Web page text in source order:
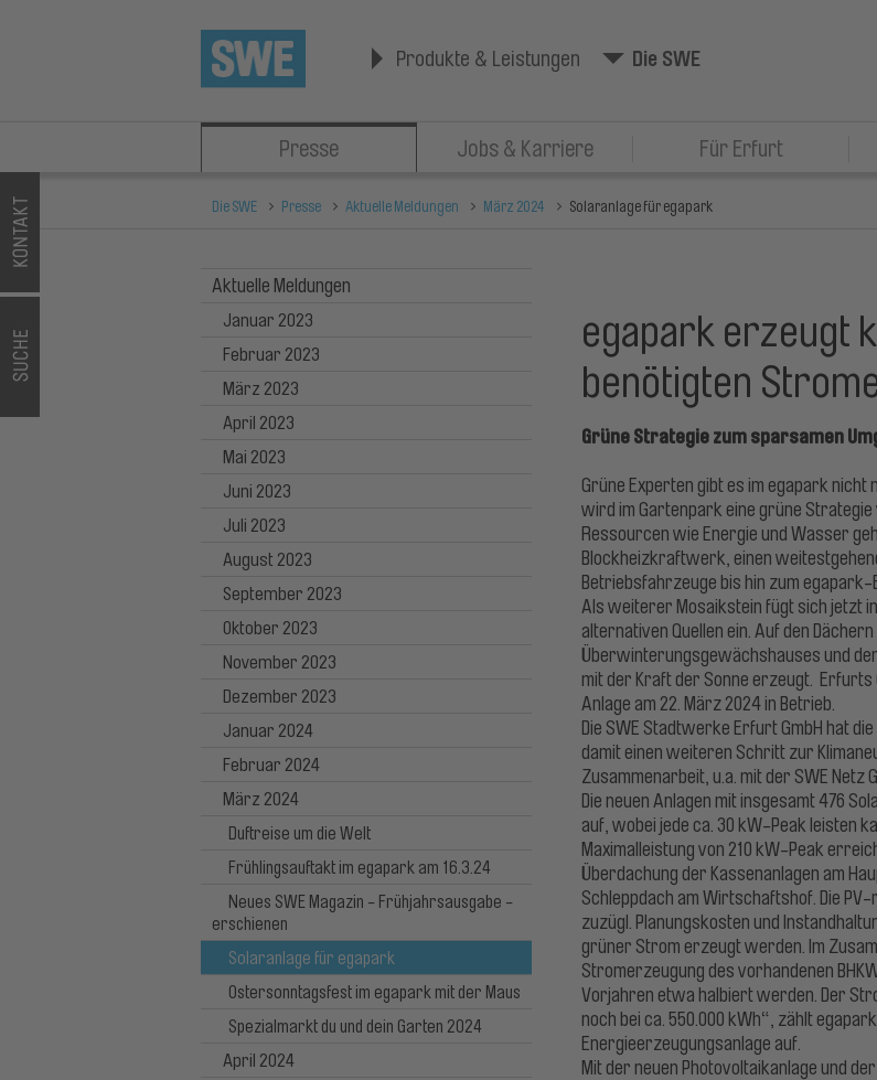
Produkte & Leistungen Die SWE
Presse Jobs & Karriere Für Erfurt
Die SWE Presse Aktuelle Meldungen März 2024 Solaranlage für egapark
Aktuelle Meldungen
Januar 2023
Februar 2023
März 2023
April 2023
Mai 2023
Juni 2023
Juli 2023
August 2023
September 2023
Oktober 2023
November 2023
Dezember 2023
Januar 2024
Februar 2024
März 2024
Duftreise um die Welt
Frühlingsauftakt im egapark am 16.3.24
Neues SWE Magazin - Frühjahrsausgabe -
erschienen
Solaranlage für egapark
Ostersonntagsfest im egapark mit der Maus
Spezialmarkt du und dein Garten 2024
April 2024
egapark erzeugt
benötigten
Grüne Strategie zum sparsamen
Grüne Experten gibt es im egapark nicht
wird im Gartenpark eine grüne
Ressourcen wie Energie und Wasser
Blockheizkraftwerk, einen
Betriebsfahrzeuge bis hin zum egapark-
Als weiterer Mosaikstein fügt sich jetzt
alternativen Quellen ein. Auf den
Überwinterungsgewächshauses und
mit der Kraft der Sonne erzeugt.
Anlage am 22. März 2024 in Betrieb.
Die SWE Stadtwerke Erfurt GmbH hat
damit einen weiteren Schritt zur
Zusammenarbeit, u.a. mit der SWE Netz
Die neuen Anlagen mit insgesamt 476
auf, wobei jede ca. 30 kW-Peak leisten
Maximalleistung von 210 kW-Peak
Überdachung der Kassenanlagen am
Schleppdach am Wirtschaftshof. Die
zuzügl. Planungskosten und
grüner Strom erzeugt werden. Im
Stromerzeugung des vorhandenen
Vorjahren etwa halbiert werden. Der
noch bei ca. 550.000 kWh“, zählt
Energieerzeugungsanlage auf.
Mit der neuen Photovoltaikanlage und